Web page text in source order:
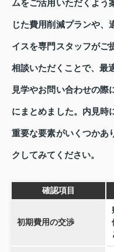
ムをご活用いただくよう
じた費用削減プランや、
イスを専門スタッフがご
相談いただくことで、最
見学やお問い合わせの際
にまとめました。内見時
重要な要素がいくつかあ
クしてみてください。
確認項目
初期費用の交渉